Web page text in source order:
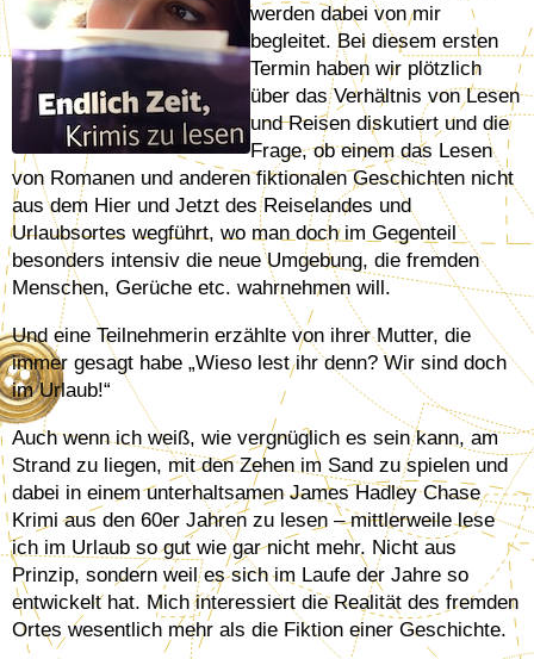
werden dabei von mir
begleitet. Bei diesem ersten
Termin haben wir plötzlich
über das Verhältnis von Lesen
und Reisen diskutiert und die
Frage, ob einem das Lesen
von Romanen und anderen fiktionalen Geschichten nicht
aus dem Hier und Jetzt des Reiselandes und
Urlaubsortes wegführt, wo man doch im Gegenteil
besonders intensiv die neue Umgebung, die fremden
Menschen, Gerüche etc. wahrnehmen will.
Und eine Teilnehmerin erzählte von ihrer Mutter, die
immer gesagt habe „Wieso lest ihr denn? Wir sind doch
im Urlaub!“
Auch wenn ich weiß, wie vergnüglich es sein kann, am
Strand zu liegen, mit den Zehen im Sand zu spielen und
dabei in einem unterhaltsamen James Hadley Chase
Krimi aus den 60er Jahren zu lesen – mittlerweile lese
ich im Urlaub so gut wie gar nicht mehr. Nicht aus
Prinzip, sondern weil es sich im Laufe der Jahre so
entwickelt hat. Mich interessiert die Realität des fremden
Ortes wesentlich mehr als die Fiktion einer Geschichte.